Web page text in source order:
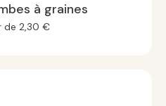
à graines
de 2,30 €